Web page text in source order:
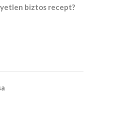
biztos recept?